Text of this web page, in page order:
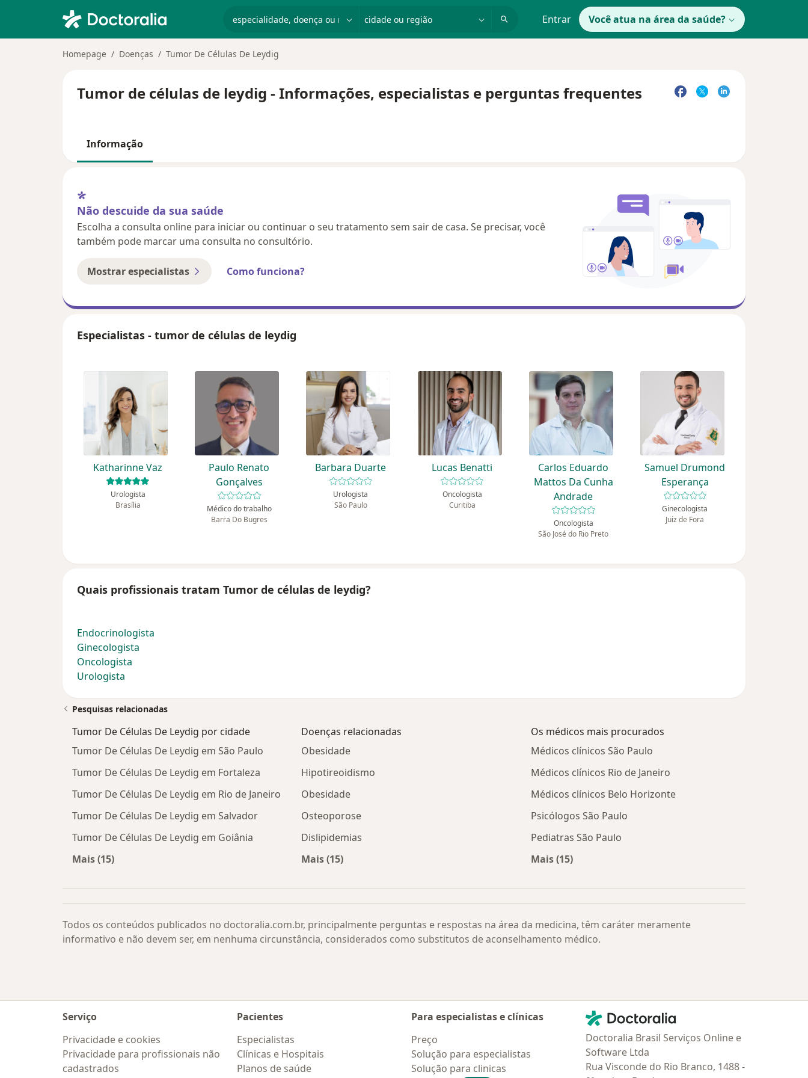
Entrar Você atua na área da saúde?
Homepage Doenças Tumor De Células De Leydig
Tumor de células de leydig - Informações, especialistas e perguntas frequentes
Informação
Não descuide da sua saúde
Escolha a consulta online para iniciar ou continuar o seu tratamento sem sair de casa. Se precisar, você
também pode marcar uma consulta no consultório.
Mostrar especialistas Como funciona?
Especialistas - tumor de células de leydig
Katharinne Vaz
Urologista
Brasília
Paulo Renato
Gonçalves
Médico do trabalho
Barra Do Bugres
Barbara Duarte
Urologista
São Paulo
Lucas Benatti
Oncologista
Curitiba
Carlos Eduardo
Mattos Da Cunha
Andrade
Oncologista
São José do Rio Preto
Samuel Drumond
Esperança
Ginecologista
Juiz de Fora
Quais profissionais tratam Tumor de células de leydig?
Endocrinologista
Ginecologista
Oncologista
Urologista
Pesquisas relacionadas
Tumor De Células De Leydig por cidade
Tumor De Células De Leydig em São Paulo
Tumor De Células De Leydig em Fortaleza
Tumor De Células De Leydig em Rio de Janeiro
Tumor De Células De Leydig em Salvador
Tumor De Células De Leydig em Goiânia
Mais (15)
Doenças relacionadas
Obesidade
Hipotireoidismo
Obesidade
Osteoporose
Dislipidemias
Mais (15)
Os médicos mais procurados
Médicos clínicos São Paulo
Médicos clínicos Rio de Janeiro
Médicos clínicos Belo Horizonte
Psicólogos São Paulo
Pediatras São Paulo
Mais (15)
Todos os conteúdos publicados no doctoralia.com.br, principalmente perguntas e respostas na área da medicina, têm caráter meramente
informativo e não devem ser, em nenhuma circunstância, considerados como substitutos de aconselhamento médico.
Serviço
Privacidade e cookies
Privacidade para profissionais não
cadastrados
Pacientes
Especialistas
Clínicas e Hospitais
Planos de saúde
Para especialistas e clínicas
Preço
Solução para especialistas
Solução para clinicas
Contato
Doctoralia - Homepage
Doctoralia Brasil Serviços Online e
Software Ltda
Rua Visconde do Rio Branco, 1488 -